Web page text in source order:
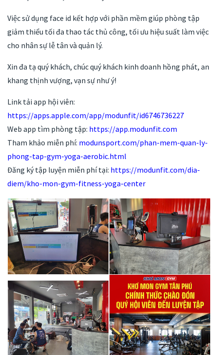
Việc sử dụng face id kết hợp với phần mềm giúp phòng tập
giảm thiểu tối đa thao tác thủ công, tối ưu hiệu suất làm việc
cho nhân sự lễ tân và quản lý.
Xin đa tạ quý khách, chúc quý khách kinh doanh hồng phát, an
khang thịnh vượng, vạn sự như ý!
Link tải app hội viên:
https://apps.apple.com/app/modunfit/id6746736227
Web app tìm phòng tập: https://app.modunfit.com
Tham khảo miễn phí: modunsport.com/phan-mem-quan-ly-
phong-tap-gym-yoga-aerobic.html
Đăng ký tập luyện miễn phí tại: https://modunfit.com/dia-
diem/kho-mon-gym-fitness-yoga-center